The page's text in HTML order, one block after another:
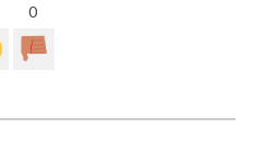
0